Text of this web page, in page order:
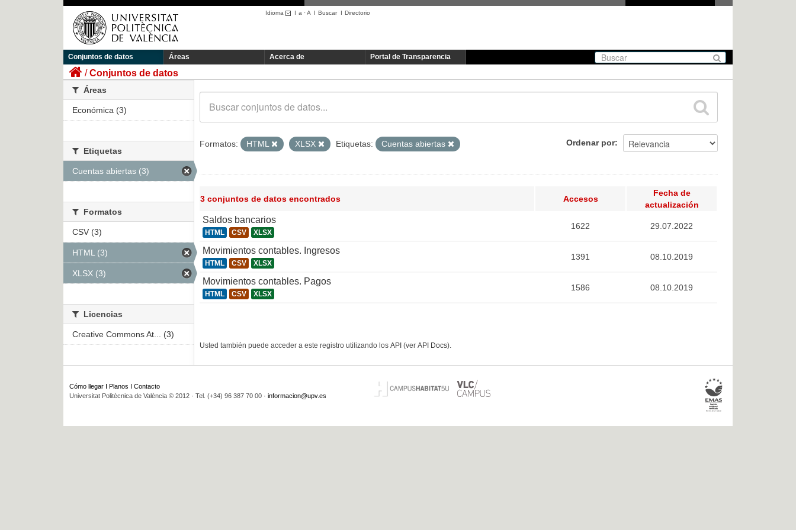
Idioma I a ·A I BuscarI Directorio
Conjuntos de datos Áreas Acerca de Portal de Transparencia
Conjuntos de datos
Ordenar por
Formatos: HTML XLSX Etiquetas: Cuentas abiertas
3 conjuntos de datos encontrados Accesos
Fecha de
actualización
Saldos bancarios
HTML CSV XLSX
1622 29.07.2022
Movimientos contables. Ingresos
HTML CSV XLSX
1391 08.10.2019
Movimientos contables. Pagos
HTML CSV XLSX
1586 08.10.2019
Usted también puede acceder a este registro utilizando los API (ver API Docs).
Áreas
Económica (3)
Etiquetas
Cuentas abiertas (3)
Formatos
CSV (3)
HTML (3)
XLSX (3)
Licencias
Creative Commons At... (3)
Cómo llegar Planos
Contacto
Universitat Politècnica de València © 2012 · Tel. (+34) 96 387 70 00 · informacion@upv.es